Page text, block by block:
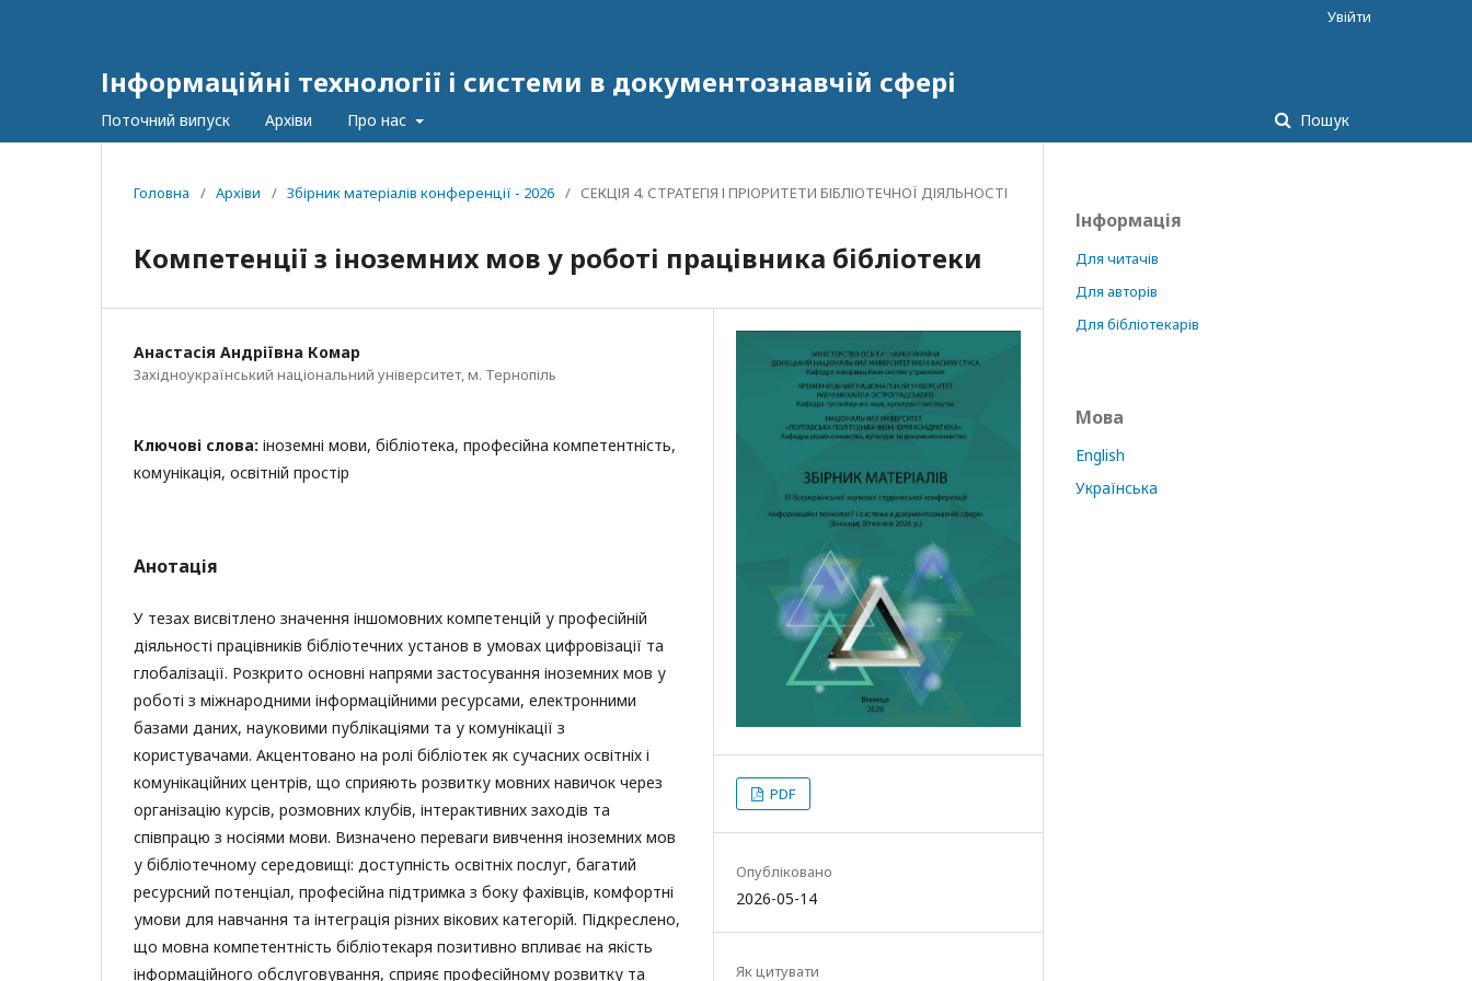
Інформаційні технології і системи в документознавчій сфері
Поточний випуск Архіви Про нас Пошук
Увійти
Головна / Архіви / Збірник матеріалів конференції - 2026 / СЕКЦІЯ 4. СТРАТЕГІЯ І ПРІОРИТЕТИ БІБЛІОТЕЧНОЇ ДІЯЛЬНОСТІ
Компетенції з іноземних мов у роботі працівника бібліотеки
Анастасія Андріївна Комар
Західноукраїнський національний університет, м. Тернопіль
Ключові слова: іноземні мови, бібліотека, професійна компетентність,
комунікація, освітній простір
Анотація
У тезах висвітлено значення іншомовних компетенцій у професійній
діяльності працівників бібліотечних установ в умовах цифровізації та
глобалізації. Розкрито основні напрями застосування іноземних мов у
роботі з міжнародними інформаційними ресурсами, електронними
базами даних, науковими публікаціями та у комунікації з
користувачами. Акцентовано на ролі бібліотек як сучасних освітніх і
комунікаційних центрів, що сприяють розвитку мовних навичок через
організацію курсів, розмовних клубів, інтерактивних заходів та
співпрацю з носіями мови. Визначено переваги вивчення іноземних мов
у бібліотечному середовищі: доступність освітніх послуг, багатий
ресурсний потенціал, професійна підтримка з боку фахівців, комфортні
умови для навчання та інтеграція різних вікових категорій. Підкреслено,
що мовна компетентність бібліотекаря позитивно впливає на якість
інформаційного обслуговування, сприяє професійному розвитку та
PDF
Опубліковано
2026-05-14
Як цитувати
Інформація
Для читачів
Для авторів
Для бібліотекарів
Мова
English
Українська